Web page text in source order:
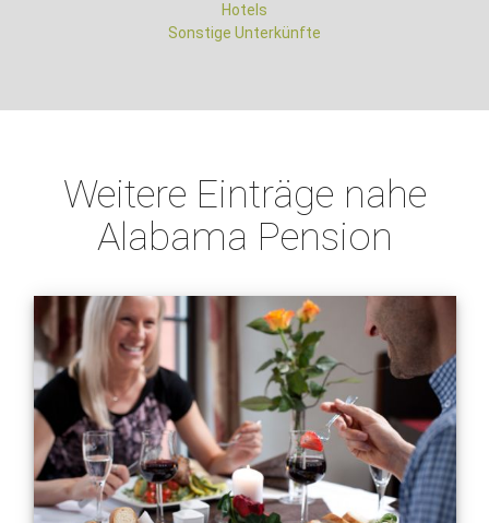
Hotels
Sonstige Unterkünfte
Weitere Einträge nahe
Alabama Pension